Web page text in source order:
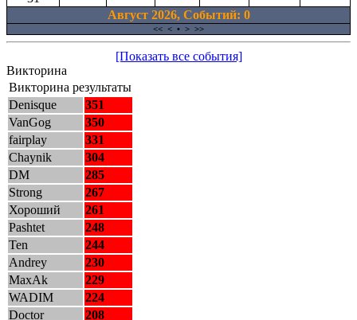
Август 2026, Cобытий: 0
<< < • > >>
[Показать все события]
Викторина
Викторина результаты
Denisque
351
VanGog
350
fairplay
331
Chaynik
304
DM
285
Strong
267
Хороший
261
Pashtet
248
Ten
244
Andrey
230
MaxAk
229
WADIM
224
Doctor
208